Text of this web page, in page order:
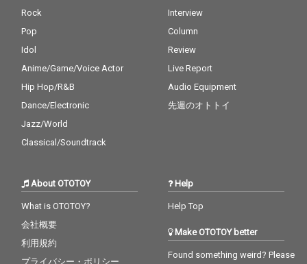
きるはずです。 前作
ートワークは今作も Ve
nder Woh! + 1938.jp が
担当。
きるはずです。 前作
『Tabla Rock Mountai
大きな話題を呼んだア
ートワークは今作も Ve
nder Woh! + 1938.jp が
Rock
Pop
Idol
Anime/Game/Voice Actor
Hip Hop/R&B
Dance/Electronic
Jazz/World
Classical/Soundtrack
Interview
Column
Review
Live Report
Audio Equipment
先週のオトトイ
About OTOTOY
What is OTOTOY?
会社概要
利用規約
プライバシー・ポリシー
Help
Help Top
Make OTOTOY better
Found something weird? Please